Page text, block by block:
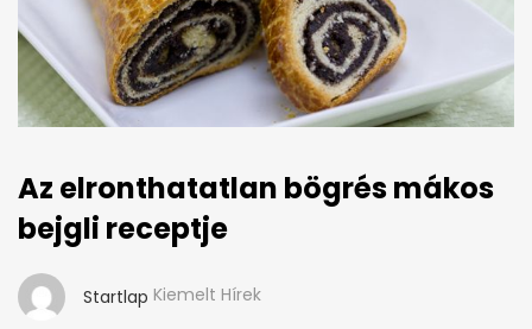
Az elronthatatlan bögrés mákos
bejgli receptje
Startlap Kiemelt Hírek